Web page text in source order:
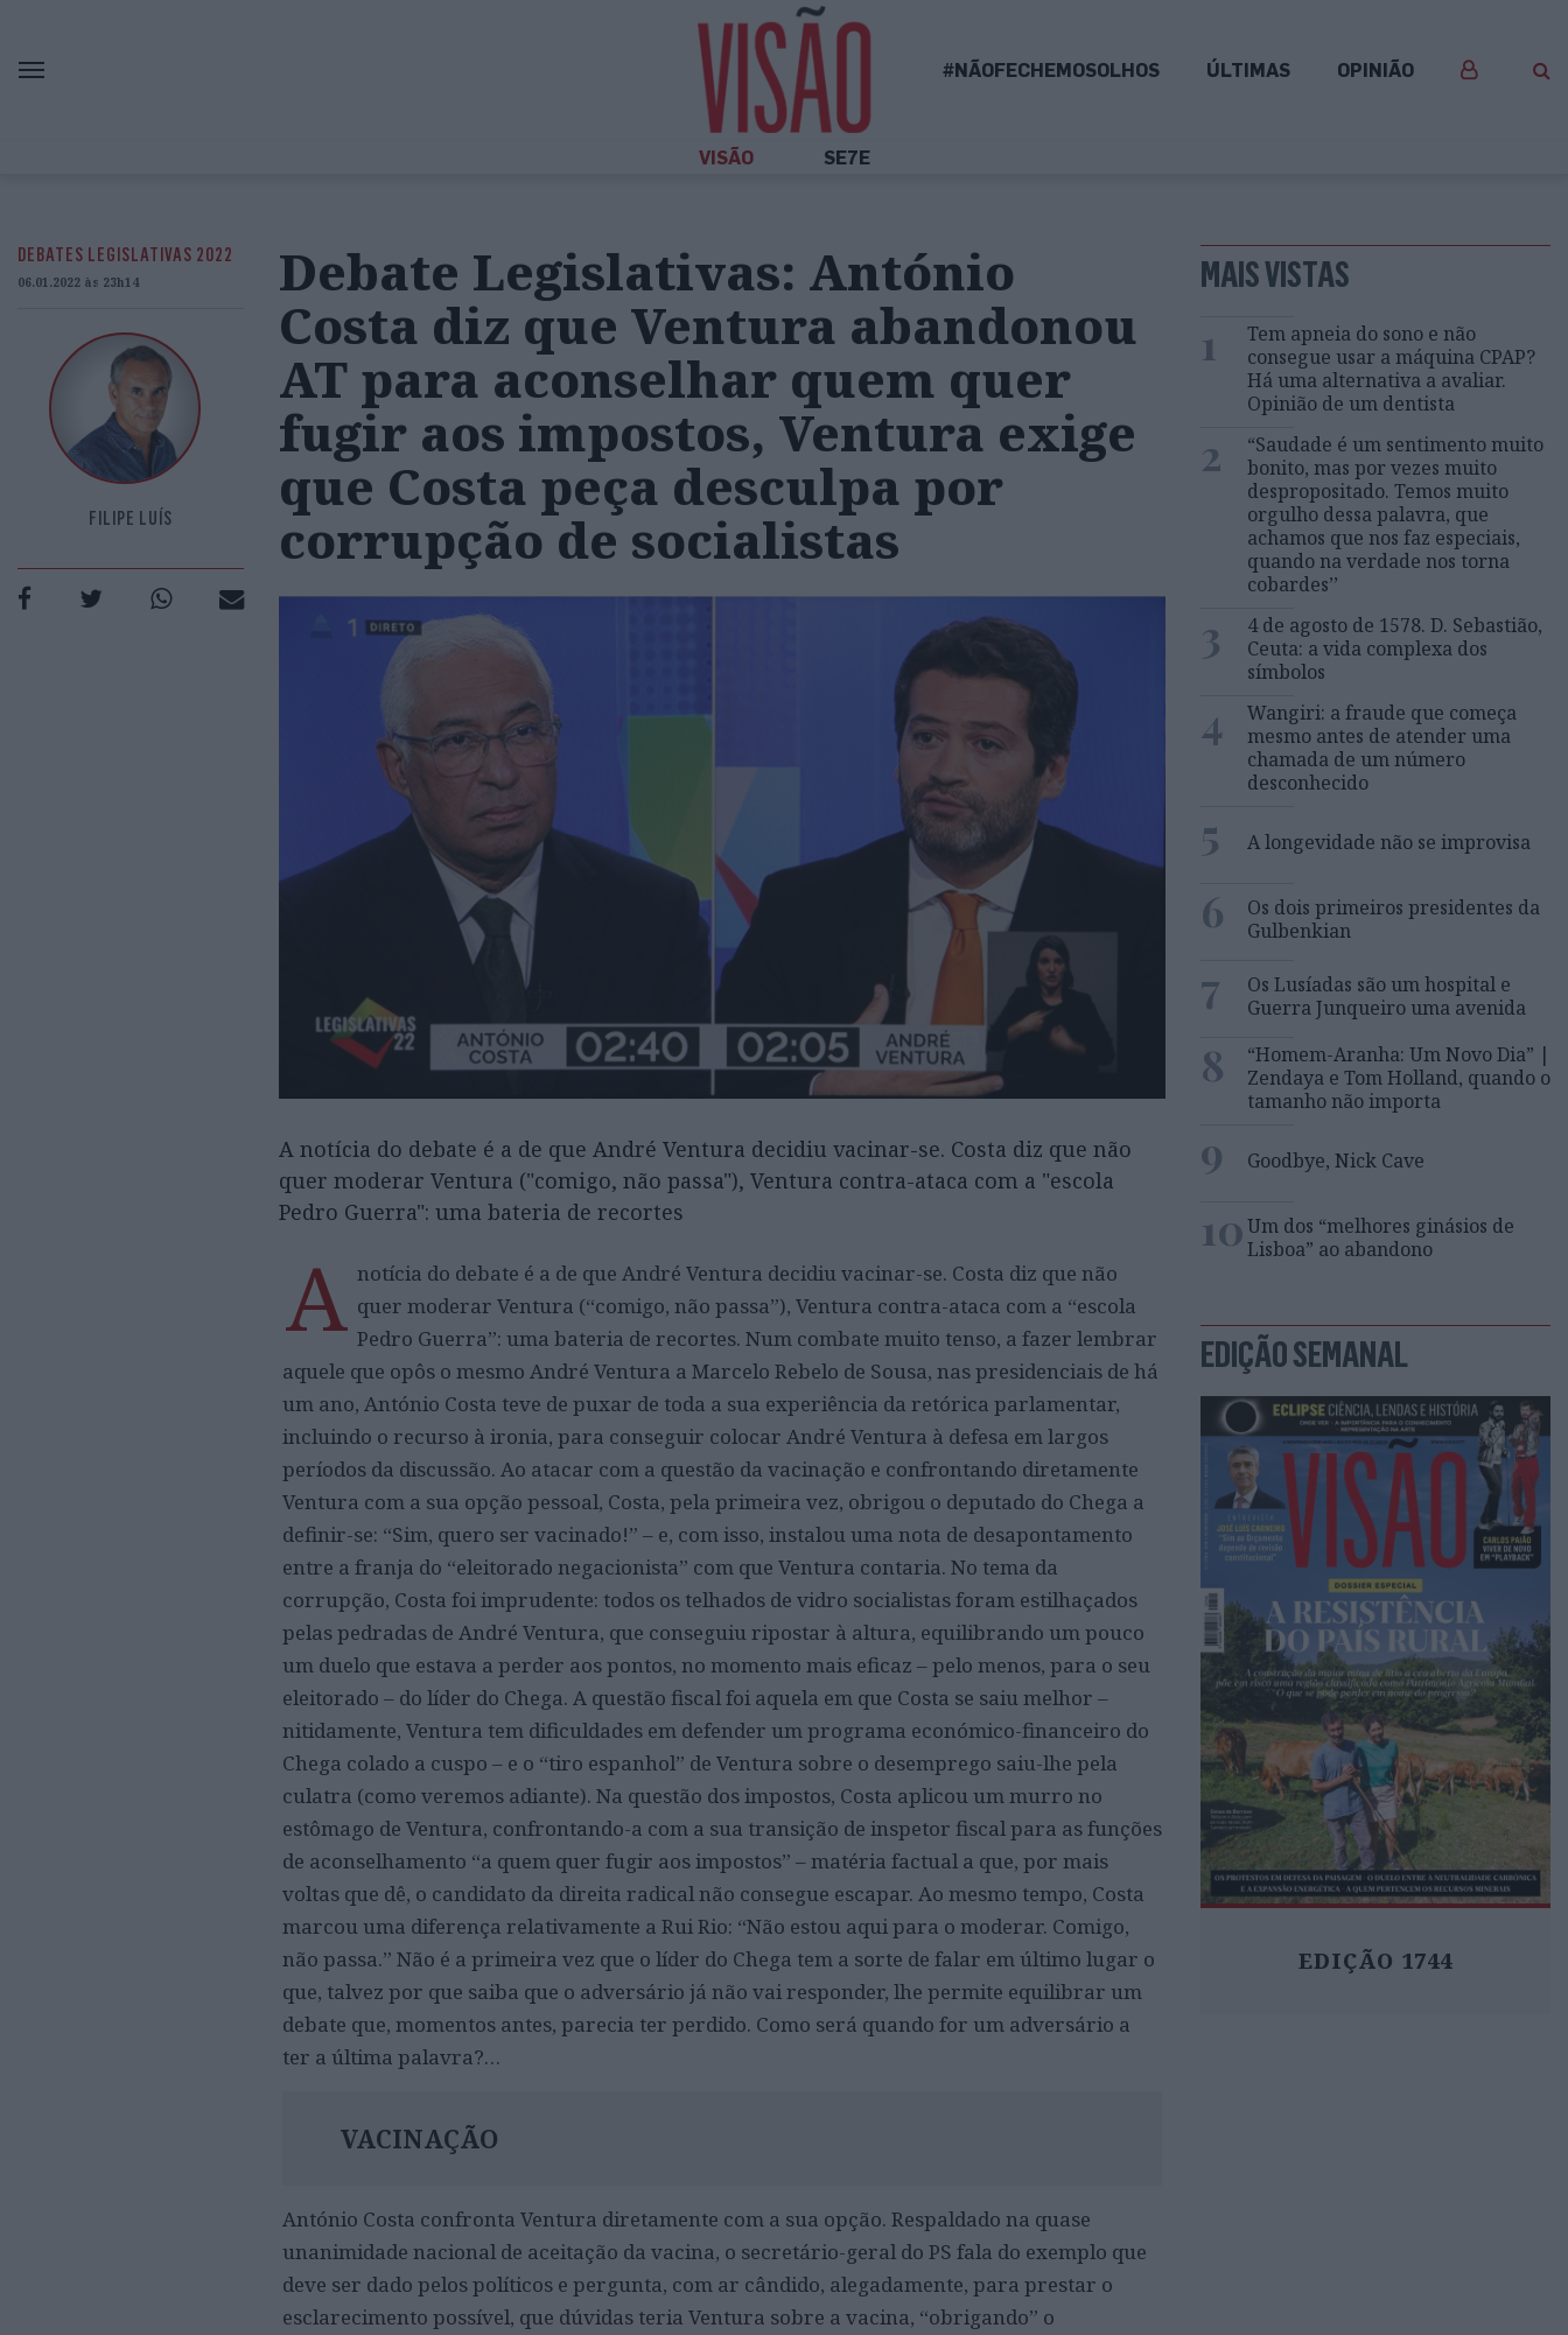
#NÃOFECHEMOSOLHOS ÚLTIMAS OPINIÃO
VISÃO SE7E
DEBATES LEGISLATIVAS 2022
06.01.2022 às 23h14
FILIPE LUÍS
Debate Legislativas: António
Costa diz que Ventura abandonou
AT para aconselhar quem quer
fugir aos impostos, Ventura exige
que Costa peça desculpa por
corrupção de socialistas
A notícia do debate é a de que André Ventura decidiu vacinar-se. Costa diz que não
quer moderar Ventura ("comigo, não passa"), Ventura contra-ataca com a "escola
Pedro Guerra": uma bateria de recortes
A notícia do debate é a de que André Ventura decidiu vacinar-se. Costa diz que não
quer moderar Ventura (“comigo, não passa”), Ventura contra-ataca com a “escola
Pedro Guerra”: uma bateria de recortes. Num combate muito tenso, a fazer lembrar
aquele que opôs o mesmo André Ventura a Marcelo Rebelo de Sousa, nas presidenciais de há
um ano, António Costa teve de puxar de toda a sua experiência da retórica parlamentar,
incluindo o recurso à ironia, para conseguir colocar André Ventura à defesa em largos
períodos da discussão. Ao atacar com a questão da vacinação e confrontando diretamente
Ventura com a sua opção pessoal, Costa, pela primeira vez, obrigou o deputado do Chega a
definir-se: “Sim, quero ser vacinado!” – e, com isso, instalou uma nota de desapontamento
entre a franja do “eleitorado negacionista” com que Ventura contaria. No tema da
corrupção, Costa foi imprudente: todos os telhados de vidro socialistas foram estilhaçados
pelas pedradas de André Ventura, que conseguiu ripostar à altura, equilibrando um pouco
um duelo que estava a perder aos pontos, no momento mais eficaz – pelo menos, para o seu
eleitorado – do líder do Chega. A questão fiscal foi aquela em que Costa se saiu melhor –
nitidamente, Ventura tem dificuldades em defender um programa económico-financeiro do
Chega colado a cuspo – e o “tiro espanhol” de Ventura sobre o desemprego saiu-lhe pela
culatra (como veremos adiante). Na questão dos impostos, Costa aplicou um murro no
estômago de Ventura, confrontando-a com a sua transição de inspetor fiscal para as funções
de aconselhamento “a quem quer fugir aos impostos” – matéria factual a que, por mais
voltas que dê, o candidato da direita radical não consegue escapar. Ao mesmo tempo, Costa
marcou uma diferença relativamente a Rui Rio: “Não estou aqui para o moderar. Comigo,
não passa.” Não é a primeira vez que o líder do Chega tem a sorte de falar em último lugar o
que, talvez por que saiba que o adversário já não vai responder, lhe permite equilibrar um
debate que, momentos antes, parecia ter perdido. Como será quando for um adversário a
ter a última palavra?…
VACINAÇÃO
António Costa confronta Ventura diretamente com a sua opção. Respaldado na quase
unanimidade nacional de aceitação da vacina, o secretário-geral do PS fala do exemplo que
deve ser dado pelos políticos e pergunta, com ar cândido, alegadamente, para prestar o
esclarecimento possível, que dúvidas teria Ventura sobre a vacina, “obrigando” o
MAIS VISTAS
1
Tem apneia do sono e não
consegue usar a máquina CPAP?
Há uma alternativa a avaliar.
Opinião de um dentista
2
“Saudade é um sentimento muito
bonito, mas por vezes muito
despropositado. Temos muito
orgulho dessa palavra, que
achamos que nos faz especiais,
quando na verdade nos torna
cobardes’’
3
4 de agosto de 1578. D. Sebastião,
Ceuta: a vida complexa dos
símbolos
4
Wangiri: a fraude que começa
mesmo antes de atender uma
chamada de um número
desconhecido
5 A longevidade não se improvisa
6
Os dois primeiros presidentes da
Gulbenkian
7
Os Lusíadas são um hospital e
Guerra Junqueiro uma avenida
8
“Homem-Aranha: Um Novo Dia” |
Zendaya e Tom Holland, quando o
tamanho não importa
9 Goodbye, Nick Cave
10Um dos “melhores ginásios de
Lisboa” ao abandono
EDIÇÃO SEMANAL
EDIÇÃO 1744